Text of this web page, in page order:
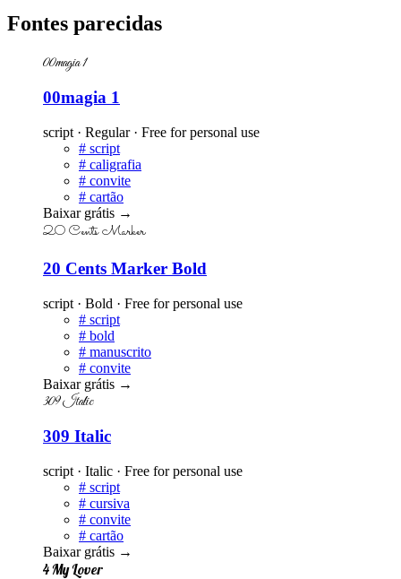
Fontes parecidas
00magia 1
00magia 1
script · Regular · Free for personal use
# script
# caligrafia
# convite
# cartão
Baixar grátis →
20 Cents Marker
20 Cents Marker Bold
script · Bold · Free for personal use
# script
# bold
# manuscrito
# convite
Baixar grátis →
309 Italic
309 Italic
script · Italic · Free for personal use
# script
# cursiva
# convite
# cartão
Baixar grátis →
4 My Lover